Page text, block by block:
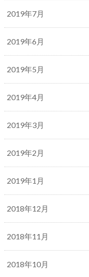
2019年7月
2019年6月
2019年5月
2019年4月
2019年3月
2019年2月
2019年1月
2018年12月
2018年11月
2018年10月